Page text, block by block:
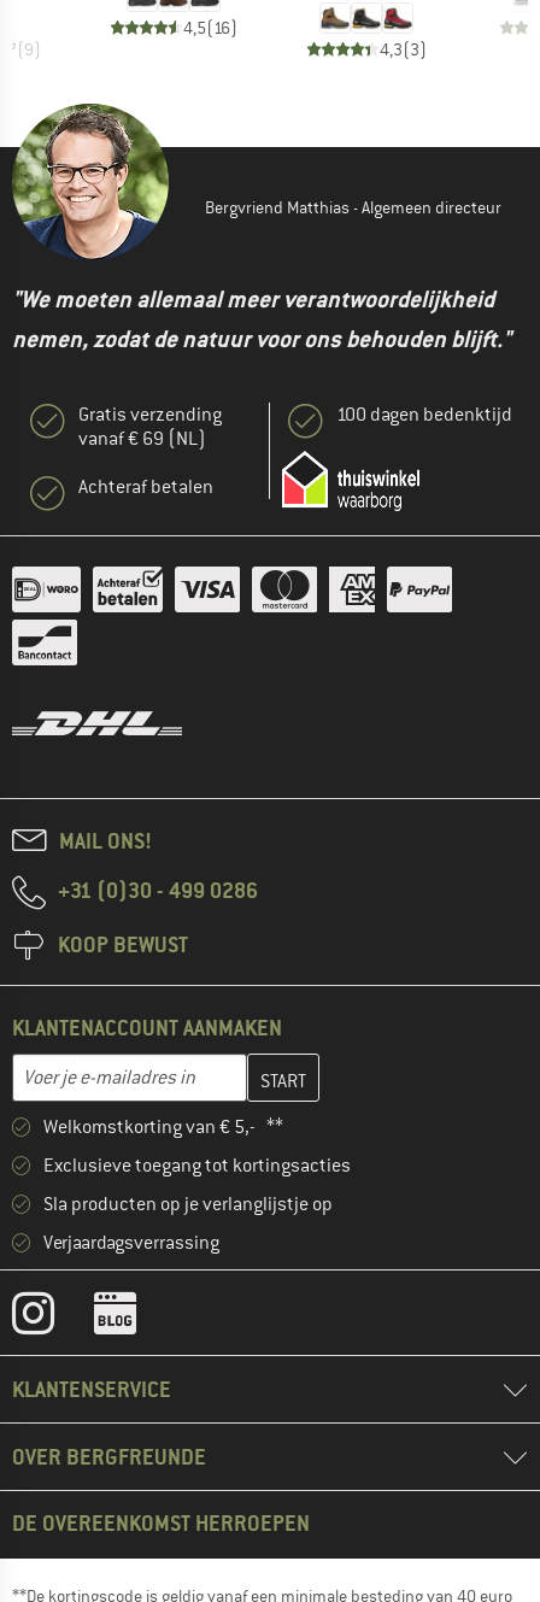
(9)
4,5(16)
4,3(3)
Bergvriend Matthias - Algemeen directeur
"We moeten allemaal meer verantwoordelijkheid
nemen, zodat de natuur voor ons behouden blijft."
Gratis verzending
vanaf € 69 (NL)
Achteraf betalen
100 dagen bedenktijd
MAIL ONS!
+31 (0)30 - 499 0286
KOOP BEWUST
KLANTENACCOUNT AANMAKEN
E-mailadres
Vul je e-mailadres hier in en maak in de volgende stap je
Welkomstkorting van € 5,- **
Exclusieve toegang tot kortingsacties
Sla producten op je verlanglijstje op
Verjaardagsverrassing
KLANTENSERVICE
OVER BERGFREUNDE
DE OVEREENKOMST HERROEPEN
**De kortingscode is geldig vanaf een minimale besteding van 40 euro